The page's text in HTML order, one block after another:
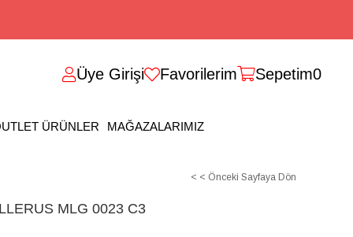
Üye Girişi Favorilerim Sepetim0
ÜRÜNLER MAĞAZALARIMIZ
< < Önceki Sayfaya Dön
MLG 0023 C3